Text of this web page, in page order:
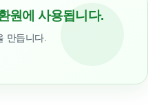
원에 사용됩니다.
만듭니다.